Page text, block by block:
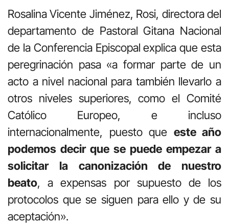
Rosalina Vicente Jiménez, Rosi, directora del
departamento de Pastoral Gitana Nacional
de la Conferencia Episcopal explica que esta
peregrinación pasa «a formar parte de un
acto a nivel nacional para también llevarlo a
otros niveles superiores, como el Comité
Católico Europeo, e incluso
internacionalmente, puesto que este año
podemos decir que se puede empezar a
solicitar la canonización de nuestro
beato, a expensas por supuesto de los
protocolos que se siguen para ello y de su
aceptación».